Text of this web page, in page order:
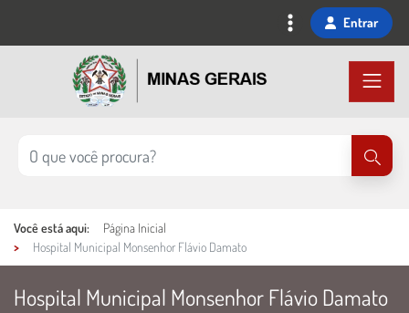
Entrar
Você está aqui:
Página Inicial
Hospital Municipal Monsenhor Flávio Damato
Hospital Municipal Monsenhor Flávio Damato